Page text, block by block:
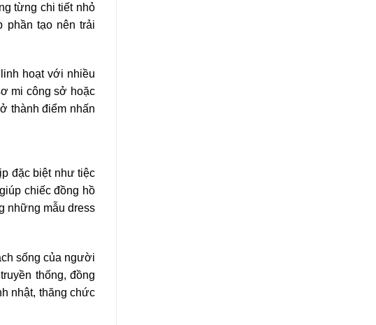
từng chi tiết nhỏ
phần tạo nên trải
hoạt với nhiều
mi công sở hoặc
thành điểm nhấn
đặc biệt như tiệc
chiếc đồng hồ
những mẫu dress
sống của người
thống, đồng
nhật, thăng chức